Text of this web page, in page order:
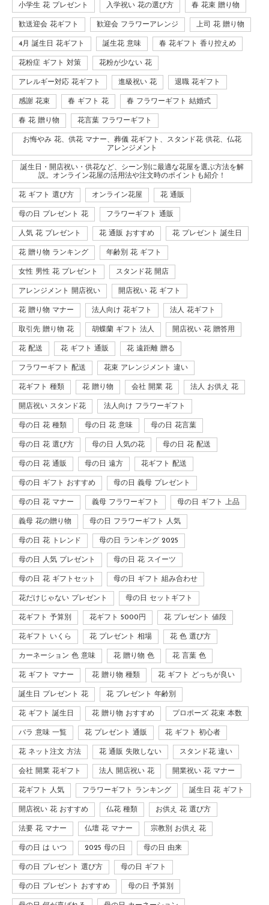
小学生 花 プレゼント 入学祝い 花の選び方 春 花束 贈り物
歓送迎会 花ギフト 歓迎会 フラワーアレンジ 上司 花 贈り物
4月 誕生日 花ギフト 誕生花 意味 春 花ギフト 香り控えめ
花粉症 ギフト 対策 花粉が少ない 花
アレルギー対応 花ギフト 進級祝い 花 退職 花ギフト
感謝 花束 春 ギフト 花 春 フラワーギフト 結婚式
春 花 贈り物 花言葉 フラワーギフト
お悔やみ 花、供花 マナー、葬儀 花ギフト、スタンド花 供花、仏花
アレンジメント
誕生日・開店祝い・供花など、シーン別に最適な花屋を選ぶ方法を解
説。オンライン花屋の活用法や注文時のポイントも紹介！
花 ギフト 選び方 オンライン花屋 花 通販
母の日 プレゼント 花 フラワーギフト 通販
人気 花 プレゼント 花 通販 おすすめ 花 プレゼント 誕生日
花 贈り物 ランキング 年齢別 花 ギフト
女性 男性 花 プレゼント スタンド花 開店
アレンジメント 開店祝い 開店祝い 花 ギフト
花 贈り物 マナー 法人向け 花ギフト 法人 花ギフト
取引先 贈り物 花 胡蝶蘭 ギフト 法人 開店祝い 花 贈答用
花 配送 花 ギフト 通販 花 遠距離 贈る
フラワーギフト 配送 花束 アレンジメント 違い
花ギフト 種類 花 贈り物 会社 開業 花 法人 お供え 花
開店祝い スタンド花 法人向け フラワーギフト
母の日 花 種類 母の日 花 意味 母の日 花言葉
母の日 花 選び方 母の日 人気の花 母の日 花 配送
母の日 花 通販 母の日 遠方 花ギフト 配送
母の日 ギフト おすすめ 母の日 義母 プレゼント
母の日 花 マナー 義母 フラワーギフト 母の日 ギフト 上品
義母 花の贈り物 母の日 フラワーギフト 人気
母の日 花 トレンド 母の日 ランキング 2025
母の日 人気 プレゼント 母の日 花 スイーツ
母の日 花 ギフトセット 母の日 ギフト 組み合わせ
花だけじゃない プレゼント 母の日 セットギフト
花ギフト 予算別 花ギフト 5000円 花 プレゼント 値段
花ギフト いくら 花 プレゼント 相場 花 色 選び方
カーネーション 色 意味 花 贈り物 色 花 言葉 色
花 ギフト マナー 花 贈り物 種類 花 ギフト どっちが良い
誕生日 プレゼント 花 花 プレゼント 年齢別
花 ギフト 誕生日 花 贈り物 おすすめ プロポーズ 花束 本数
バラ 意味 一覧 花 プレゼント 通販 花 ギフト 初心者
花 ネット注文 方法 花 通販 失敗しない スタンド花 違い
会社 開業 花ギフト 法人 開店祝い 花 開業祝い 花 マナー
花ギフト 人気 フラワーギフト ランキング 誕生日 花 ギフト
開店祝い 花 おすすめ 仏花 種類 お供え 花 選び方
法要 花 マナー 仏壇 花 マナー 宗教別 お供え 花
母の日 は いつ 2025 母の日 母の日 由来
母の日 プレゼント 選び方 母の日 ギフト
母の日 プレゼント おすすめ 母の日 予算別